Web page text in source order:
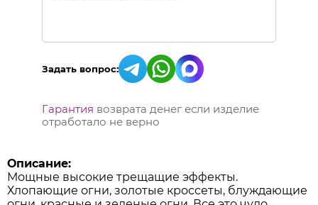
Задать вопрос:
Гарантия возврата денег если изделие
отработало не верно
Описание:
Мощные высокие трещащие эффекты.
Хлопающие огни, золотые кроссеты, блуждающие